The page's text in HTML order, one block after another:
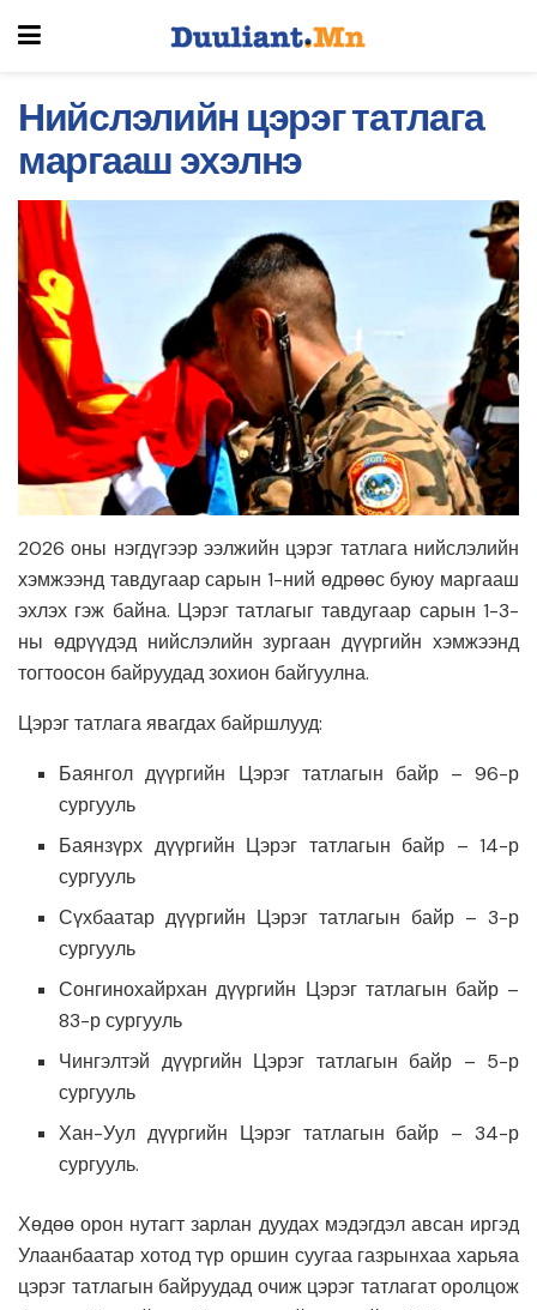
Нийслэлийн цэрэг татлага
маргааш эхэлнэ
2026 оны нэгдүгээр ээлжийн цэрэг татлага нийслэлийн
хэмжээнд тавдугаар сарын 1-ний өдрөөс буюу маргааш
эхлэх гэж байна. Цэрэг татлагыг тавдугаар сарын 1-3-
ны өдрүүдэд нийслэлийн зургаан дүүргийн хэмжээнд
тогтоосон байруудад зохион байгуулна.
Цэрэг татлага явагдах байршлууд:
Баянгол дүүргийн Цэрэг татлагын байр – 96-р
сургууль
Баянзүрх дүүргийн Цэрэг татлагын байр – 14-р
сургууль
Сүхбаатар дүүргийн Цэрэг татлагын байр – 3-р
сургууль
Сонгинохайрхан дүүргийн Цэрэг татлагын байр –
83-р сургууль
Чингэлтэй дүүргийн Цэрэг татлагын байр – 5-р
сургууль
Хан-Уул дүүргийн Цэрэг татлагын байр – 34-р
сургууль.
Хөдөө орон нутагт зарлан дуудах мэдэгдэл авсан иргэд
Улаанбаатар хотод түр оршин суугаа газрынхаа харьяа
цэрэг татлагын байруудад очиж цэрэг татлагат оролцож